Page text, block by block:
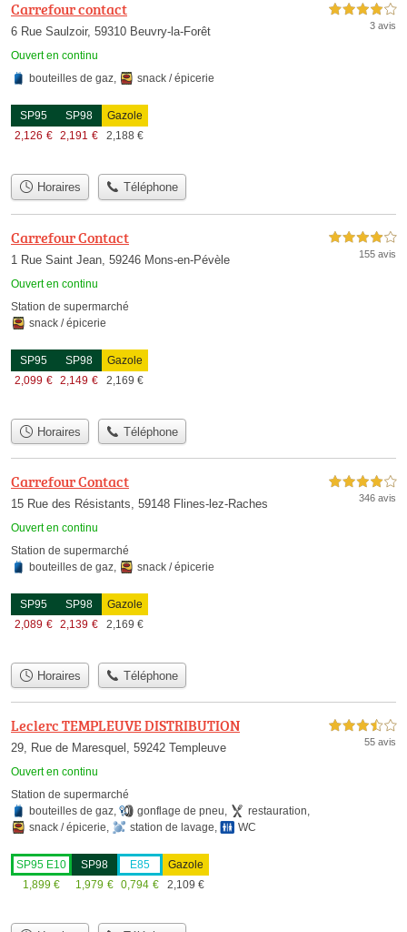
Carrefour contact
6 Rue Saulzoir, 59310 Beuvry-la-Forêt
Ouvert en continu
4,0 étoiles sur 5
3 avis
bouteilles de gaz, snack / épicerie
SP95
2,126 €
SP98
2,191 €
Gazole
2,188 €
Horaires Téléphone
Carrefour Contact
1 Rue Saint Jean, 59246 Mons-en-Pévèle
Ouvert en continu
4,0 étoiles sur 5
155 avis
Station de supermarché
snack / épicerie
SP95
2,099 €
SP98
2,149 €
Gazole
2,169 €
Horaires Téléphone
Carrefour Contact
15 Rue des Résistants, 59148 Flines-lez-Raches
Ouvert en continu
4,0 étoiles sur 5
346 avis
Station de supermarché
bouteilles de gaz, snack / épicerie
SP95
2,089 €
SP98
2,139 €
Gazole
2,169 €
Horaires Téléphone
Leclerc TEMPLEUVE DISTRIBUTION
29, Rue de Maresquel, 59242 Templeuve
Ouvert en continu
3,5 étoiles sur 5
55 avis
Station de supermarché
bouteilles de gaz, gonflage de pneu, restauration,
snack / épicerie, station de lavage, WC
SP95 E10
1,899 €
SP98
1,979 €
E85
0,794 €
Gazole
2,109 €